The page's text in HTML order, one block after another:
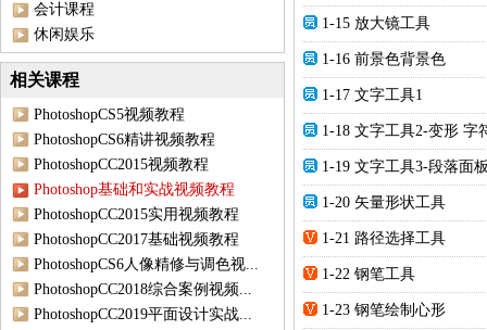
会计课程
休闲娱乐
相关课程
PhotoshopCS5视频教程
PhotoshopCS6精讲视频教程
PhotoshopCC2015视频教程
Photoshop基础和实战视频教程
PhotoshopCC2015实用视频教程
PhotoshopCC2017基础视频教程
PhotoshopCS6人像精修与调色视...
PhotoshopCC2018综合案例视频...
PhotoshopCC2019平面设计实战...
1-15 放大镜工具
1-16 前景色背景色
1-17 文字工具1
1-18 文字工具2-变形 字
1-19 文字工具3-段落面
1-20 矢量形状工具
1-21 路径选择工具
1-22 钢笔工具
1-23 钢笔绘制心形